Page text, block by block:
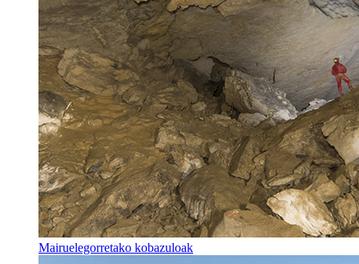
Mairuelegorretako kobazuloak